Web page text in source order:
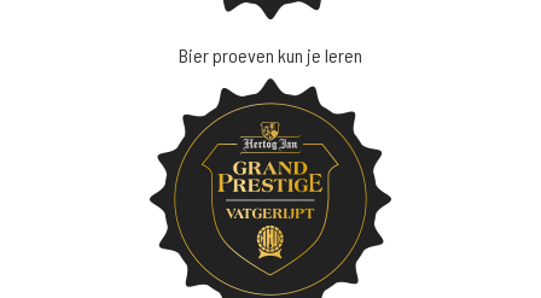
Bier proeven kun je leren